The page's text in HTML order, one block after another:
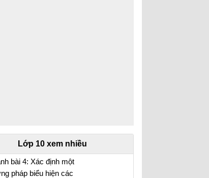
Lớp 10 xem nhiều
bài 4: Xác định một
pháp biểu hiện các